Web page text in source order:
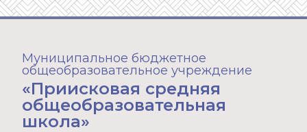
Муниципальное бюджетное
общеобразовательное учреждение
«Приисковая средняя
общеобразовательная
школа»